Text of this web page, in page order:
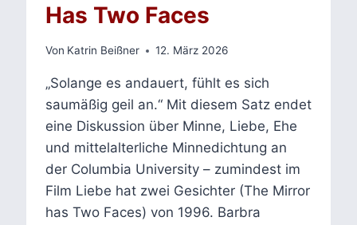
Has Two Faces
Von Katrin Beißner 12. März 2026
„Solange es andauert, fühlt es sich
saumäßig geil an.“ Mit diesem Satz endet
eine Diskussion über Minne, Liebe, Ehe
und mittelalterliche Minnedichtung an
der Columbia University – zumindest im
Film Liebe hat zwei Gesichter (The Mirror
has Two Faces) von 1996. Barbra